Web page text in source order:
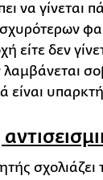
να γίνεται
είτε δεν
λαμβάνεται
είναι
σχολιάζει